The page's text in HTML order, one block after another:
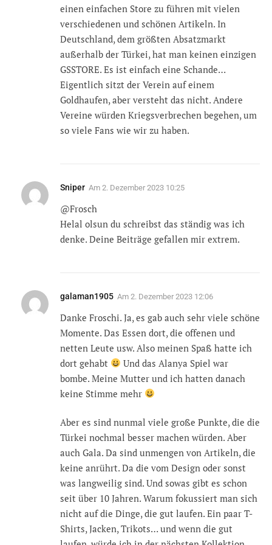
einen einfachen Store zu führen mit vielen
verschiedenen und schönen Artikeln. In
Deutschland, dem größten Absatzmarkt
außerhalb der Türkei, hat man keinen einzigen
GSSTORE. Es ist einfach eine Schande…
Eigentlich sitzt der Verein auf einem
Goldhaufen, aber versteht das nicht. Andere
Vereine würden Kriegsverbrechen begehen, um
so viele Fans wie wir zu haben.
Sniper Am 2. Dezember 2023 10:25
@Frosch
Helal olsun du schreibst das ständig was ich
denke. Deine Beiträge gefallen mir extrem.
galaman1905 Am 2. Dezember 2023 12:06
Danke Froschi. Ja, es gab auch sehr viele schöne
Momente. Das Essen dort, die offenen und
netten Leute usw. Also meinen Spaß hatte ich
dort gehabt
Und das Alanya Spiel war
bombe. Meine Mutter und ich hatten danach
keine Stimme mehr
Aber es sind nunmal viele große Punkte, die die
Türkei nochmal besser machen würden. Aber
auch Gala. Da sind unmengen von Artikeln, die
keine anrührt. Da die vom Design oder sonst
was langweilig sind. Und sowas gibt es schon
seit über 10 Jahren. Warum fokussiert man sich
nicht auf die Dinge, die gut laufen. Ein paar T-
Shirts, Jacken, Trikots… und wenn die gut